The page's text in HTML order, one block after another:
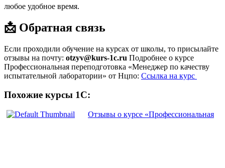
любое удобное время.
📩 Обратная связь
Если проходили обучение на курсах от школы, то присылайте
отзывы на почту: otzyv@kurs-1c.ru Подробнее о курсе
Профессиональная переподготовка «Менеджер по качеству
испытательной лаборатории» от Нцпо: Ссылка на курс
Похожие курсы 1С:
Отзывы о курсе «Профессиональная